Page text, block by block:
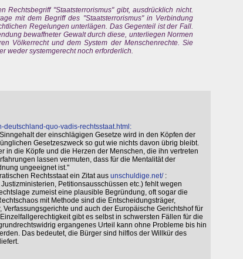
"Staatsterrorismus" gibt, ausdrücklich nicht.
mit dem Begriff des "Staatsterrorismus" in Verbindung
Regelungen unterlägen. Das Gegenteil ist der Fall.
bewaffneter Gewalt durch diese, unterliegen Normen
Völkerrecht und dem System der Menschenrechte. Sie
weder systemgerecht noch erforderlich.
quo-vadis-rechtsstaat.html:
der einschlägigen Gesetze wird in den Köpfen der
Gesetzeszweck so gut wie nichts davon übrig bleibt.
in die Köpfe und die Herzen der Menschen, die ihn vertreten
lassen vermuten, dass für die Mentalität der
ungeeignet ist."
Rechtsstaat ein Zitat aus unschuldige.net/:
Petitionsausschüssen etc.) fehlt wegen
zumeist eine plausible Begründung, oft sogar die
mit Methode sind die Entscheidungsträger,
und auch der Europäische Gerichtshof für
gibt es selbst in schwersten Fällen für die
ergangenes Urteil kann ohne Probleme bis hin
Das bedeutet, die Bürger sind hilflos der Willkür des